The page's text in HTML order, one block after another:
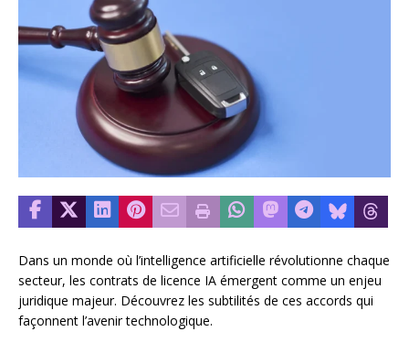
Dans un monde où l’intelligence artificielle révolutionne chaque
secteur, les contrats de licence IA émergent comme un enjeu
juridique majeur. Découvrez les subtilités de ces accords qui
façonnent l’avenir technologique.